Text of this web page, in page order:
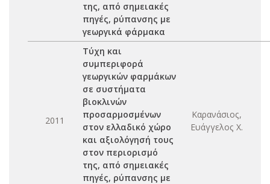
της, από σημειακές
πηγές, ρύπανσης με
γεωργικά φάρμακα
2011
Τύχη και
συμπεριφορά
γεωργικών φαρμάκων
σε συστήματα
βιοκλινών
προσαρμοσμένων
στον ελλαδικό χώρο
και αξιολόγησή τους
στον περιορισμό
της, από σημειακές
πηγές, ρύπανσης με
Καρανάσιος,
Ευάγγελος Χ.